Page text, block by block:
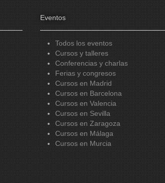
Eventos
Todos los eventos
Cursos y talleres
Conferencias y charlas
Ferias y congresos
Cursos en Madrid
Cursos en Barcelona
Cursos en Valencia
Cursos en Sevilla
Cursos en Zaragoza
Cursos en Málaga
Cursos en Murcia